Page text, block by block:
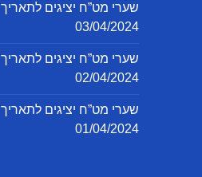
שערי מט”ח יציגים לתאריך
03/04/2024
שערי מט”ח יציגים לתאריך
02/04/2024
שערי מט”ח יציגים לתאריך
01/04/2024